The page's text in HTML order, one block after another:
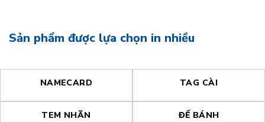
Sản phẩm được lựa chọn in nhiều
NAMECARD TAG CÀI
TEM NHÃN ĐẾ BÁNH